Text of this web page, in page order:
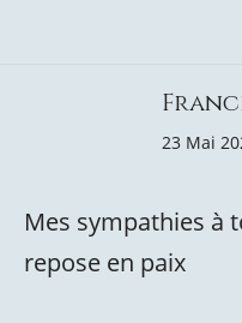
23 Mai
Mes sympathies à
repose en paix